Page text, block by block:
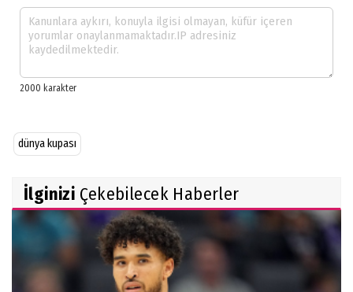
dünya kupası
İlginizi Çekebilecek Haberler